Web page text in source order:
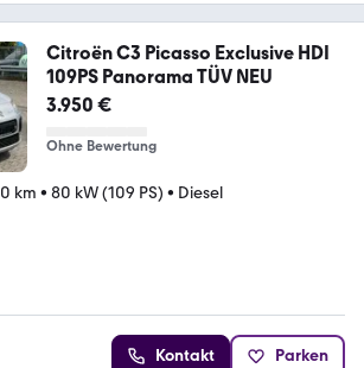
Citroën C3 Picasso Exclusive HDI
109PS Panorama TÜV NEU
3.950 €
Ohne Bewertung
km • 80 kW (109 PS) • Diesel
Kontakt Parken